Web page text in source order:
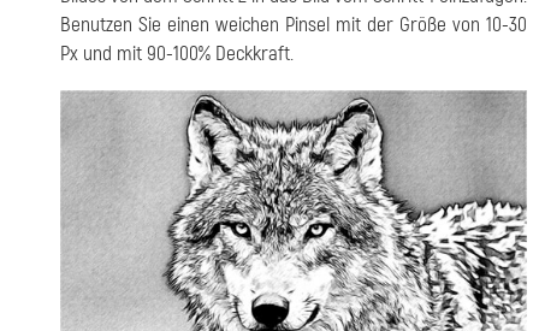
Benutzen Sie einen weichen Pinsel mit der Größe von 10-30
Px und mit 90-100% Deckkraft.